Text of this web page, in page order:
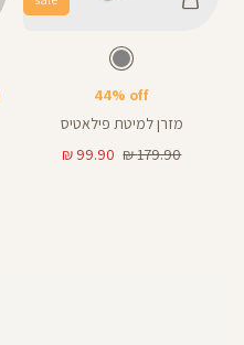
צבע
אפור
44% off
מזרן למיטת פילאטיס
מחיר
99.90 ₪
מחיר
179.90 ₪